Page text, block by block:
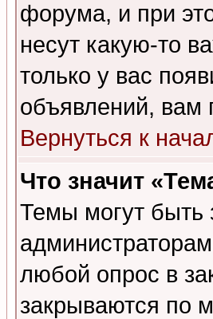
форума, и при
несут какую-то
только у вас
объявлений, вам
Вернуться к
Что значит
Темы могут быть
любой опрос в
закрываются по